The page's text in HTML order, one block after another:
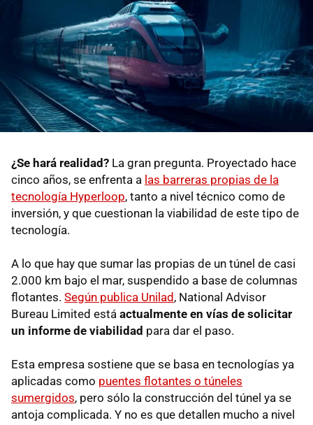
¿Se hará realidad? La gran pregunta. Proyectado hace
cinco años, se enfrenta a las barreras propias de la
tecnología Hyperloop, tanto a nivel técnico como de
inversión, y que cuestionan la viabilidad de este tipo de
tecnología.
A lo que hay que sumar las propias de un túnel de casi
2.000 km bajo el mar, suspendido a base de columnas
flotantes. Según publica Unilad, National Advisor
Bureau Limited está actualmente en vías de solicitar
un informe de viabilidad para dar el paso.
Esta empresa sostiene que se basa en tecnologías ya
aplicadas como puentes flotantes o túneles
sumergidos, pero sólo la construcción del túnel ya se
antoja complicada. Y no es que detallen mucho a nivel